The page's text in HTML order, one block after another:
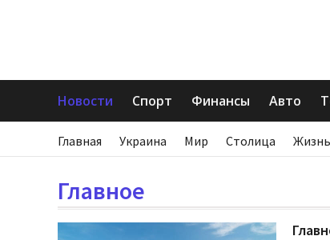
Новости Спорт Финансы Авто
Главная Украина Мир Столица Жизнь
Главное